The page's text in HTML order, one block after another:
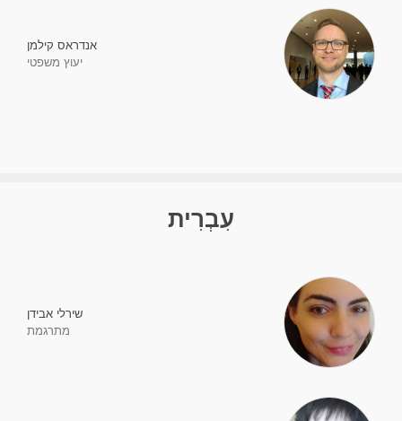
אנדראס קילמן
יעוץ משפטי
עִבְרִית‎
שירלי אבידן
מתרגמת